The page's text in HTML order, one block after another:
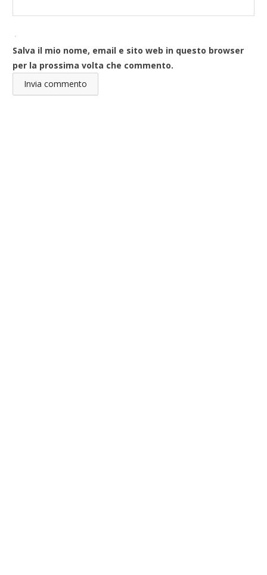
Salva il mio nome, email e sito web in questo browser
per la prossima volta che commento.